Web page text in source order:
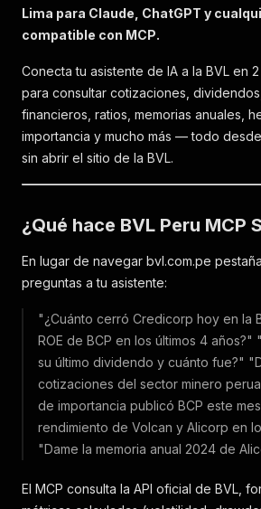
Lima para Claude, ChatGPT y
compatible con MCP.
Conecta tu asistente de IA a la BVL en 2
para consultar cotizaciones,
financieros, ratios, memorias anuales,
importancia y mucho más — todo
sin abrir el sitio de la BVL.
¿Qué hace BVL Peru MCP
En lugar de navegar bvl.com.pe
preguntas a tu asistente:
"¿Cuánto cerró Credicorp hoy en la
ROE de BCP en los últimos 4 años?"
su último dividendo y cuánto fue?"
cotizaciones del sector minero
de importancia publicó BCP este
rendimiento de Volcan y Alicorp en
"Dame la memoria anual 2024 de
El MCP consulta la API oficial de BVL,